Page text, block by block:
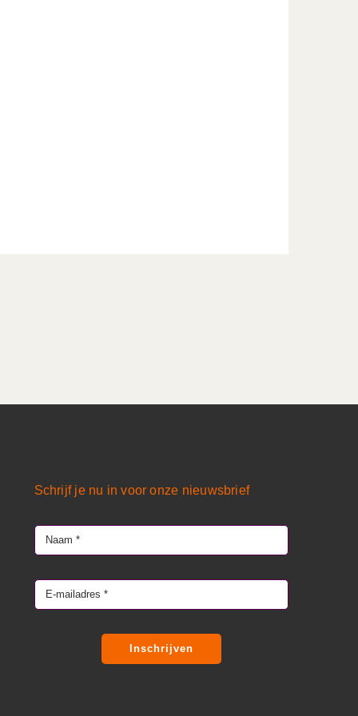
Schrijf je nu in voor onze nieuwsbrief
Inschrijven